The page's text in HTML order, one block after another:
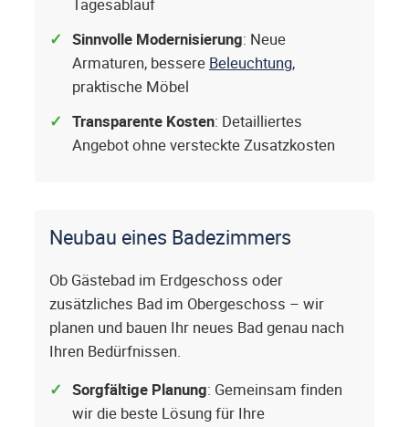
Tagesablauf
Sinnvolle Modernisierung: Neue
Armaturen, bessere Beleuchtung,
praktische Möbel
Transparente Kosten: Detailliertes
Angebot ohne versteckte Zusatzkosten
Neubau eines Badezimmers
Ob Gästebad im Erdgeschoss oder
zusätzliches Bad im Obergeschoss – wir
planen und bauen Ihr neues Bad genau nach
Ihren Bedürfnissen.
Sorgfältige Planung: Gemeinsam finden
wir die beste Lösung für Ihre